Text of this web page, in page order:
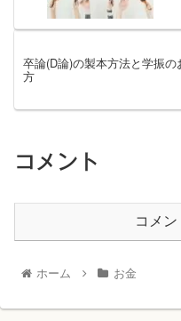
卒論(D論)の製本方法と学振の
方
コメント
コメ
ホーム お金